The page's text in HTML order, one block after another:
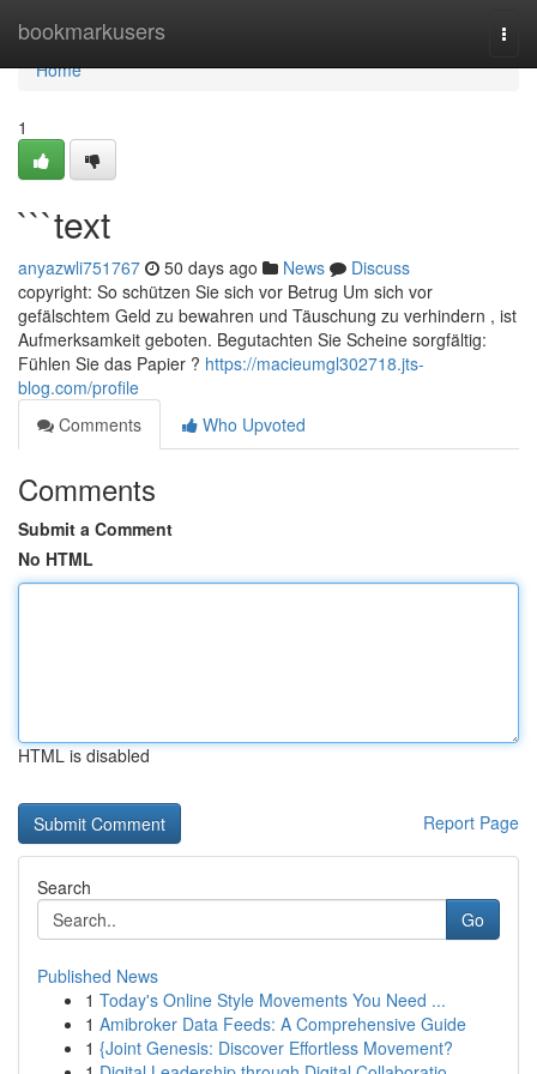
bookmarkusers
Home
Home
1
```text
anyazwli751767 50 days ago News
Discuss
copyright: So schützen Sie sich vor Betrug Um sich vor
gefälschtem Geld zu bewahren und Täuschung zu verhindern , ist
Aufmerksamkeit geboten. Begutachten Sie Scheine sorgfältig:
Fühlen Sie das Papier ? https://macieumgl302718.jts-
blog.com/profile
Comments
Who Upvoted
Comments
Submit a Comment
No HTML
HTML is disabled
Report Page
Search
Go
Published News
1 Today's Online Style Movements You Need ...
1 Amibroker Data Feeds: A Comprehensive Guide
1 {Joint Genesis: Discover Effortless Movement?